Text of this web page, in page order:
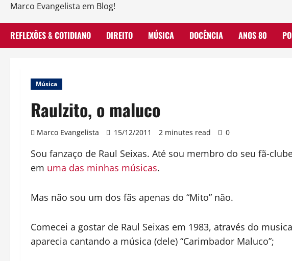
Marco Evangelista em Blog!
REFLEXÕES & COTIDIANO DIREITO MÚSICA DOCÊNCIA ANOS 80
Música
Raulzito, o maluco
Marco Evangelista 15/12/2011 2 minutes read 0
Sou fanzaço de Raul Seixas. Até sou membro do seu fã-
em uma das minhas músicas.
Mas não sou um dos fãs apenas do “Mito” não.
Comecei a gostar de Raul Seixas em 1983, através do
aparecia cantando a música (dele) “Carimbador Maluco”;